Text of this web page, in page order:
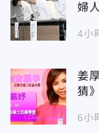
婦
4小
姜
猜
6小